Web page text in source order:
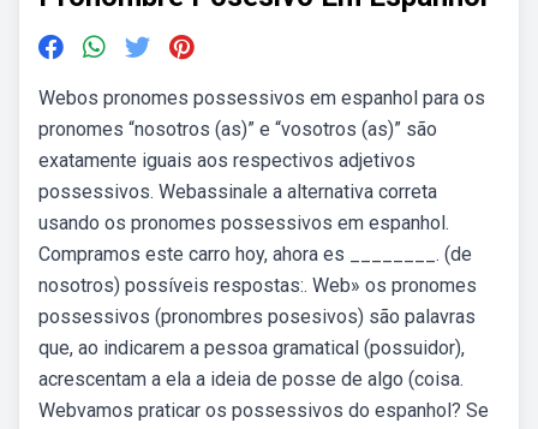
Webos pronomes possessivos em espanhol para os
pronomes “nosotros (as)” e “vosotros (as)” são
exatamente iguais aos respectivos adjetivos
possessivos. Webassinale a alternativa correta
usando os pronomes possessivos em espanhol.
Compramos este carro hoy, ahora es ________. (de
nosotros) possíveis respostas:. Web» os pronomes
possessivos (pronombres posesivos) são palavras
que, ao indicarem a pessoa gramatical (possuidor),
acrescentam a ela a ideia de posse de algo (coisa.
Webvamos praticar os possessivos do espanhol? Se